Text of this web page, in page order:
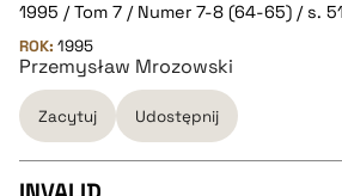
pobierz cytat
BIBTEX
pobierz cytat
1995 / Tom 7 / Numer 7-8 (64-65) / s.
ROK: 1995
Przemysław Mrozowski
Zacytuj Udostępnij